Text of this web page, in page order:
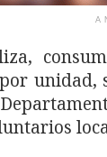
unidad,